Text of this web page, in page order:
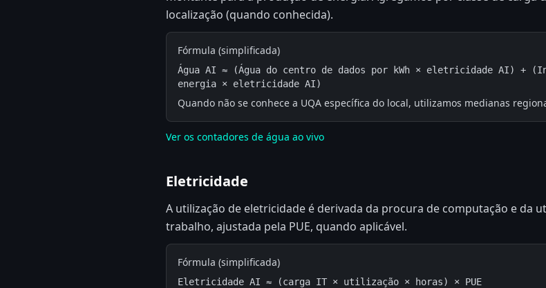
localização (quando conhecida).
Fórmula (simplificada)
Água AI ≈ (Água do centro de dados por kWh × eletricidade AI) +
energia × eletricidade AI)
Quando não se conhece a UQA específica do local, utilizamos medianas
Ver os contadores de água ao vivo
Eletricidade
A utilização de eletricidade é derivada da procura de computação e da
trabalho, ajustada pela PUE, quando aplicável.
Fórmula (simplificada)
Eletricidade AI ≈ (carga IT × utilização × horas) × PUE